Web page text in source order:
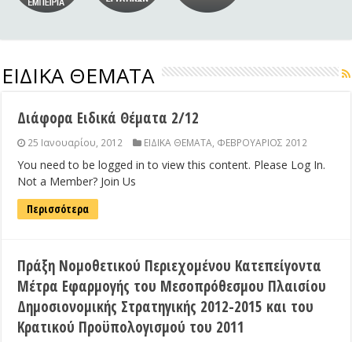
ΕΙΔΙΚΑ ΘΕΜΑΤΑ
Διάφορα Ειδικά Θέματα 2/12
25 Ιανουαρίου, 2012 ΕΙΔΙΚΑ ΘΕΜΑΤΑ, ΦΕΒΡΟΥΑΡΙΟΣ 2012
You need to be logged in to view this content. Please Log In.
Not a Member? Join Us
Περισσότερα
Πράξη Νομοθετικού Περιεχομένου Κατεπείγοντα
Μέτρα Εφαρμογής του Μεσοπρόθεσμου Πλαισίου
Δημοσιονομικής Στρατηγικής 2012-2015 και του
Κρατικού Προϋπολογισμού του 2011